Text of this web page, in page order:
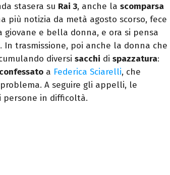
stasera su Rai 3, anche la scomparsa
più notizia da metà agosto scorso, fece
e bella donna, e ora si pensa
. In trasmissione, poi anche la donna che
diversi sacchi di spazzatura:
confessato a Federica Sciarelli, che
A seguire gli appelli, le
persone in difficoltà.